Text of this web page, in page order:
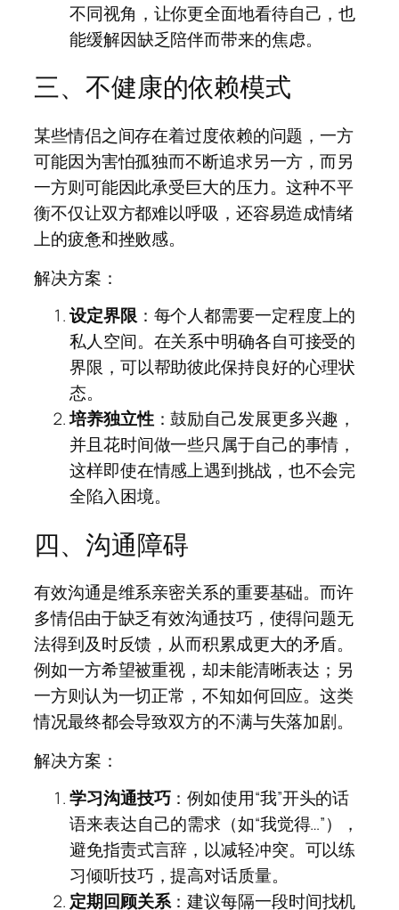
不同视角，让你更全面地看待自己，也
能缓解因缺乏陪伴而带来的焦虑。
三、不健康的依赖模式
某些情侣之间存在着过度依赖的问题，一方
可能因为害怕孤独而不断追求另一方，而另
一方则可能因此承受巨大的压力。这种不平
衡不仅让双方都难以呼吸，还容易造成情绪
上的疲惫和挫败感。
解决方案：
设定界限：每个人都需要一定程度上的
私人空间。在关系中明确各自可接受的
界限，可以帮助彼此保持良好的心理状
态。
培养独立性：鼓励自己发展更多兴趣，
并且花时间做一些只属于自己的事情，
这样即使在情感上遇到挑战，也不会完
全陷入困境。
四、沟通障碍
有效沟通是维系亲密关系的重要基础。而许
多情侣由于缺乏有效沟通技巧，使得问题无
法得到及时反馈，从而积累成更大的矛盾。
例如一方希望被重视，却未能清晰表达；另
一方则认为一切正常，不知如何回应。这类
情况最终都会导致双方的不满与失落加剧。
解决方案：
学习沟通技巧：例如使用“我”开头的话
语来表达自己的需求（如“我觉得…”），
避免指责式言辞，以减轻冲突。可以练
习倾听技巧，提高对话质量。
定期回顾关系：建议每隔一段时间找机